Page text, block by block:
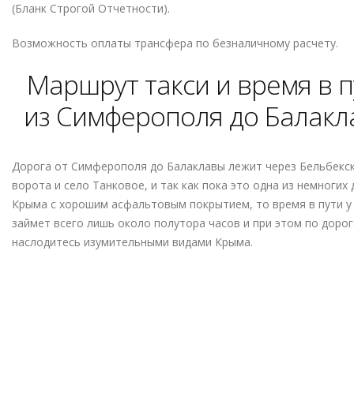
(Бланк Строгой Отчетности).
Возможность оплаты трансфера по безналичному расчету.
Маршрут такси и время в
из Симферополя до
Дорога от Симферополя до Балаклавы лежит через
ворота и село Танковое, и так как пока это одна из немногих
Крыма с хорошим асфальтовым покрытием, то время в пути у
займет всего лишь около полутора часов и при этом по
наслодитесь изумительными видами Крыма.